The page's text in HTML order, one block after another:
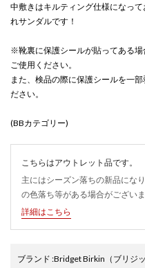
中敷きはキルティング仕様になっ
れサンダルです！
※靴裏に保護シールが貼ってある
ご使用ください。
また、検品の際に保護シールを一
ださい。
(BBカテゴリー)
こちらはアウトレット品です。
主にはシーズン落ちの新品にな
の色落ち等がある場合がござい
詳細はこちら
ブランド :Bridget Birkin （ブリジ